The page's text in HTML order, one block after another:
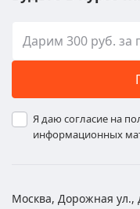
Я даю согласие на
информационных
Москва, Дорожная ул.,